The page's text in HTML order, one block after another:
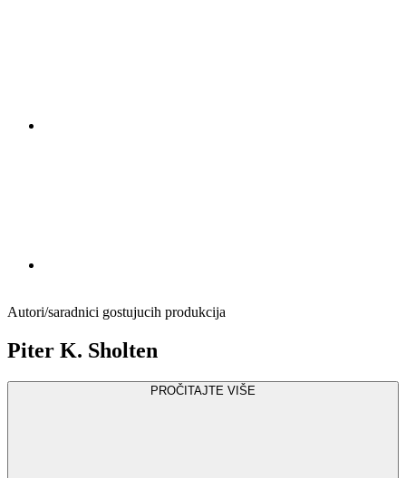
Autori/saradnici gostujucih produkcija
Piter K. Sholten
PROČITAJTE VIŠE